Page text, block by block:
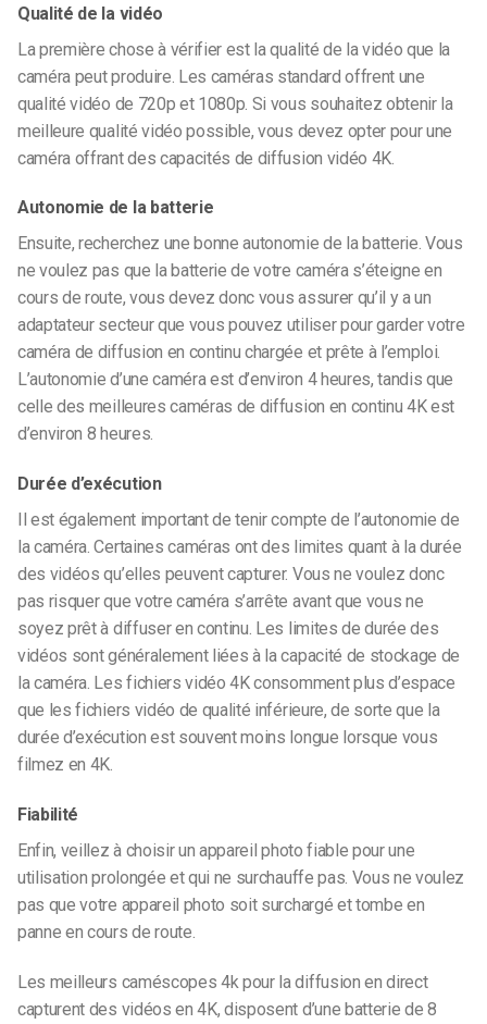
Qualité de la vidéo
La première chose à vérifier est la qualité de la vidéo que la
caméra peut produire. Les caméras standard offrent une
qualité vidéo de 720p et 1080p. Si vous souhaitez obtenir la
meilleure qualité vidéo possible, vous devez opter pour une
caméra offrant des capacités de diffusion vidéo 4K.
Autonomie de la batterie
Ensuite, recherchez une bonne autonomie de la batterie. Vous
ne voulez pas que la batterie de votre caméra s’éteigne en
cours de route, vous devez donc vous assurer qu’il y a un
adaptateur secteur que vous pouvez utiliser pour garder votre
caméra de diffusion en continu chargée et prête à l’emploi.
L’autonomie d’une caméra est d’environ 4 heures, tandis que
celle des meilleures caméras de diffusion en continu 4K est
d’environ 8 heures.
Durée d’exécution
Il est également important de tenir compte de l’autonomie de
la caméra. Certaines caméras ont des limites quant à la durée
des vidéos qu’elles peuvent capturer. Vous ne voulez donc
pas risquer que votre caméra s’arrête avant que vous ne
soyez prêt à diffuser en continu. Les limites de durée des
vidéos sont généralement liées à la capacité de stockage de
la caméra. Les fichiers vidéo 4K consomment plus d’espace
que les fichiers vidéo de qualité inférieure, de sorte que la
durée d’exécution est souvent moins longue lorsque vous
filmez en 4K.
Fiabilité
Enfin, veillez à choisir un appareil photo fiable pour une
utilisation prolongée et qui ne surchauffe pas. Vous ne voulez
pas que votre appareil photo soit surchargé et tombe en
panne en cours de route.
Les meilleurs caméscopes 4k pour la diffusion en direct
capturent des vidéos en 4K, disposent d’une batterie de 8